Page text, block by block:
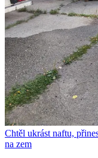
Chtěl ukrást naftu,
na zem